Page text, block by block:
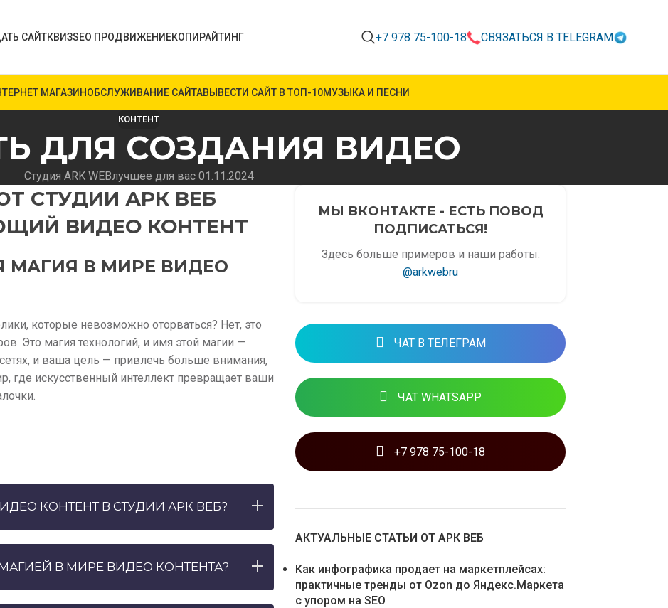
САЙТКВИЗSEO ПРОДВИЖЕНИЕКОПИРАЙТИНГ +7 978 75-100-18 СВЯЗАТЬСЯ В TELEGRAM
МАГАЗИНОБСЛУЖИВАНИЕ САЙТАВЫВЕСТИ САЙТ В ТОП-10МУЗЫКА И ПЕСНИ
КОНТЕНТ
ДЛЯ СОЗДАНИЯ ВИДЕО
Студия ARK WEBлучшее для вас 01.11.2024
СТУДИИ АРК ВЕБ
ВИДЕО КОНТЕНТ
МАГИЯ В МИРЕ ВИДЕО
которые невозможно оторваться? Нет, это
Это магия технологий, и имя этой магии —
и ваша цель — привлечь больше внимания,
где искусственный интеллект превращает ваши
КОНТЕНТ В СТУДИИ АРК ВЕБ?
В МИРЕ ВИДЕО КОНТЕНТА?
МЫ ВКОНТАКТЕ - ЕСТЬ ПОВОД
ПОДПИСАТЬСЯ!
Здесь больше примеров и наши работы:
@arkwebru
ЧАТ В ТЕЛЕГРАМ
ЧАТ WHATSAPP
+7 978 75-100-18
АКТУАЛЬНЫЕ СТАТЬИ ОТ АРК ВЕБ
Как инфографика продает на маркетплейсах:
практичные тренды от Ozon до Яндекс.Маркета
с упором на SEO